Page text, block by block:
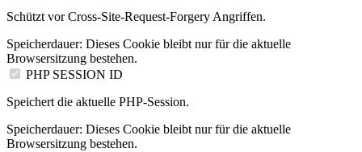
Schützt vor Cross-Site-Request-Forgery Angriffen.
Speicherdauer: Dieses Cookie bleibt nur für die aktuelle
Browsersitzung bestehen.
PHP SESSION ID
Speichert die aktuelle PHP-Session.
Speicherdauer: Dieses Cookie bleibt nur für die aktuelle
Browsersitzung bestehen.